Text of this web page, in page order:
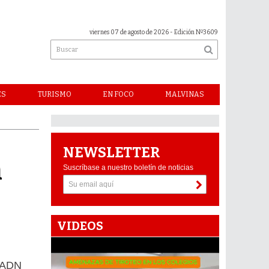
viernes 07 de agosto de 2026 - Edición Nº3609
TURISMO EN FOCO MALVINAS
NEWSLETTER
Suscríbase a nuestro boletín de noticias
VIDEOS